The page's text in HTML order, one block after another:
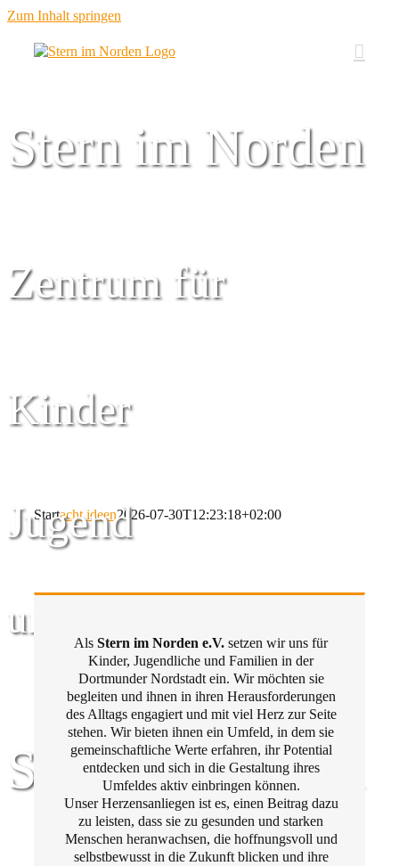
Zum Inhalt springen
Stern im Norden
Zentrum für
Kinder
Jugend
und Familie
Stern im Norden
Startacht ideen2026-07-30T12:23:18+02:00
Als Stern im Norden e.V. setzen wir uns für
Kinder, Jugendliche und Familien in der
Dortmunder Nordstadt ein. Wir möchten sie
begleiten und ihnen in ihren Herausforderungen
des Alltags engagiert und mit viel Herz zur Seite
stehen. Wir bieten ihnen ein Umfeld, in dem sie
gemeinschaftliche Werte erfahren, ihr Potential
entdecken und sich in die Gestaltung ihres
Umfeldes aktiv einbringen können.
Unser Herzensanliegen ist es, einen Beitrag dazu
zu leisten, dass sie zu gesunden und starken
Menschen heranwachsen, die hoffnungsvoll und
selbstbewusst in die Zukunft blicken und ihre